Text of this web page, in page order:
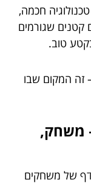
חכמה,
קטנים שגורמים
טוב.
זה המקום שבו
משחק,
של משחקים